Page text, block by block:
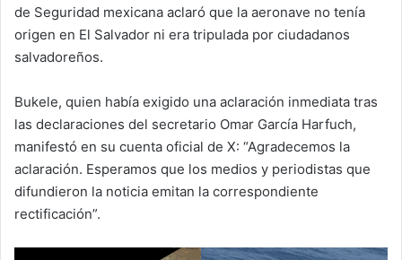
de Seguridad mexicana aclaró que la aeronave no tenía
origen en El Salvador ni era tripulada por ciudadanos
salvadoreños.
Bukele, quien había exigido una aclaración inmediata tras
las declaraciones del secretario Omar García Harfuch,
manifestó en su cuenta oficial de X: “Agradecemos la
aclaración. Esperamos que los medios y periodistas que
difundieron la noticia emitan la correspondiente
rectificación”.